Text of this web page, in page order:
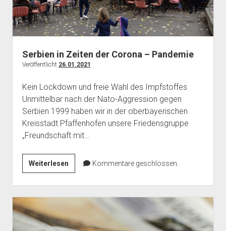
Serbien in Zeiten der Corona – Pandemie
Veröffentlicht 26.01.2021
Kein Lockdown und freie Wahl des Impfstoffes
Unmittelbar nach der Nato-Aggression gegen
Serbien 1999 haben wir in der oberbayerischen
Kreisstadt Pfaffenhofen unsere Friedensgruppe
„Freundschaft mit…
WeiterlesenSerbien
in
Zeiten
der
–
Kommentare geschlossen.